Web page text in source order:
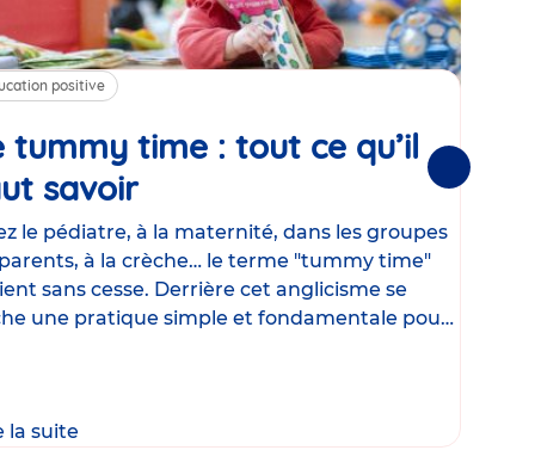
positive
tummy time : tout ce qu’il
savoirArticle
le pédiatre, à la maternité, dans les groupes
à la crèche… le terme "tummy time"
sans cesse. Derrière cet anglicisme se
une pratique simple et fondamentale pour
la suite
Suivantes